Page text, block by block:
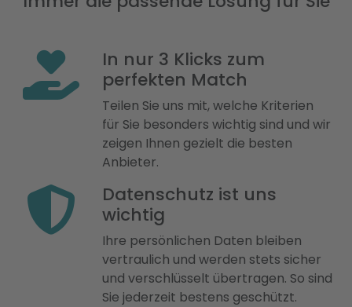
In nur 3 Klicks zum
perfekten Match
Teilen Sie uns mit, welche Kriterien
für Sie besonders wichtig sind und wir
zeigen Ihnen gezielt die besten
Anbieter.
Datenschutz ist uns
wichtig
Ihre persönlichen Daten bleiben
vertraulich und werden stets sicher
und verschlüsselt übertragen. So sind
Sie jederzeit bestens geschützt.